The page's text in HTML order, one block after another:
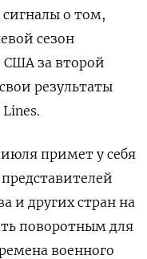
о том,
сезон
США ​за второй
результаты
примет у себя
и ‌других стран на
поворотным для
военного